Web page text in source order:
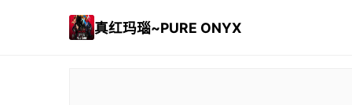
真红玛瑙~PURE ONYX